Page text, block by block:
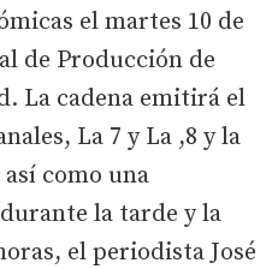
el martes 10 de
de Producción de
La cadena emitirá el
La 7 y La ,8 y la
como una
la tarde y la
el periodista José